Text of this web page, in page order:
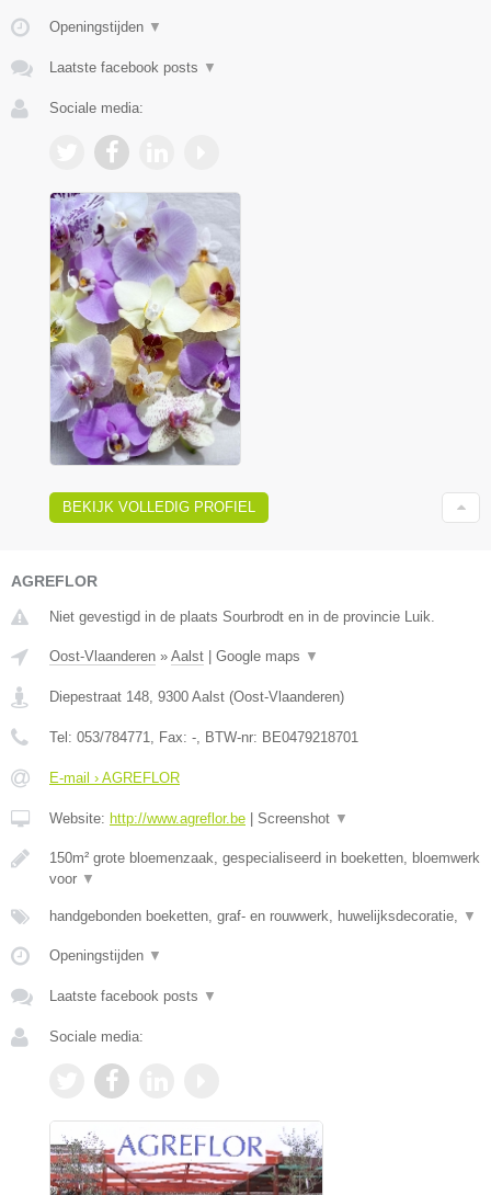
Openingstijden ▼
Laatste facebook posts ▼
Sociale media:
BEKIJK VOLLEDIG PROFIEL
AGREFLOR
Niet gevestigd in de plaats Sourbrodt en in de provincie Luik.
Oost-Vlaanderen » Aalst | Google maps ▼
Diepestraat 148 9300 Aalst (Oost-Vlaanderen)
Tel: 053/784771 , Fax: - , BTW-nr: BE0479218701
E-mail › AGREFLOR
Website: http://www.agreflor.be | Screenshot ▼
150m² grote bloemenzaak, gespecialiseerd in boeketten, bloemwerk
voor ▼
handgebonden boeketten, graf- en rouwwerk, huwelijksdecoratie, ▼
Openingstijden ▼
Laatste facebook posts ▼
Sociale media: